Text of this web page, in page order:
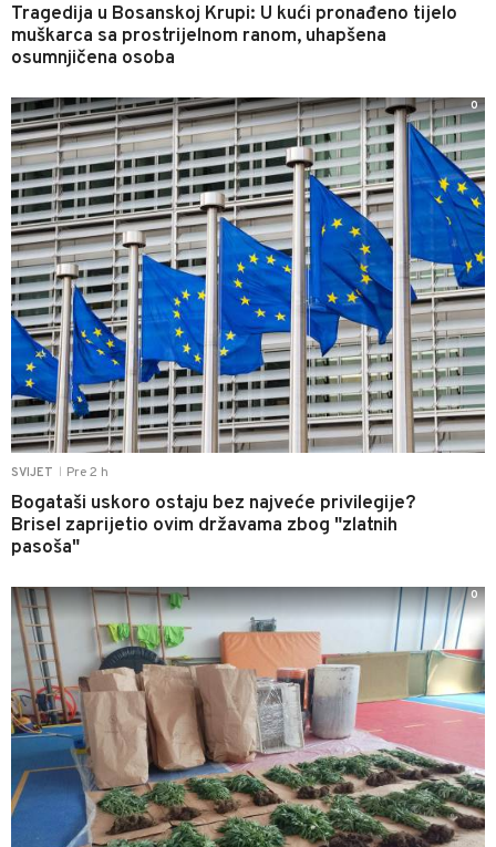
Tragedija u Bosanskoj Krupi: U kući pronađeno tijelo
muškarca sa prostrijelnom ranom, uhapšena
osumnjičena osoba
SVIJET Pre 2 h
Bogataši uskoro ostaju bez najveće privilegije?
Brisel zaprijetio ovim državama zbog "zlatnih
pasoša"
0
0